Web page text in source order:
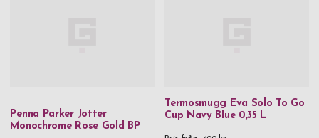
Penna Parker Jotter
Monochrome Rose Gold BP
Termosmugg Eva Solo To Go
Cup Navy Blue 0,35 L